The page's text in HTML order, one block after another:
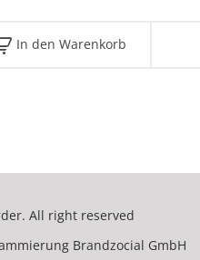
In den Warenkorb
All right reserved
Brandzocial GmbH